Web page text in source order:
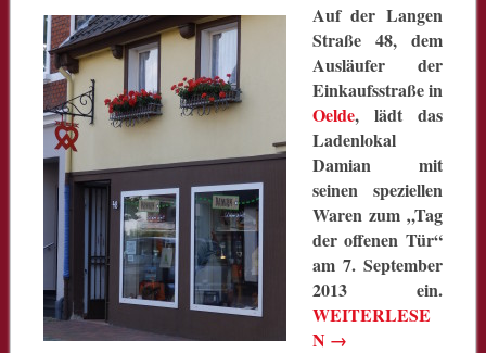
Auf der Langen
Straße 48, dem
Ausläufer der
Einkaufsstraße in
Oelde, lädt das
Ladenlokal
Damian mit
seinen speziellen
Waren zum „Tag
der offenen Tür“
am 7. September
2013 ein.
WEITERLESE
N →